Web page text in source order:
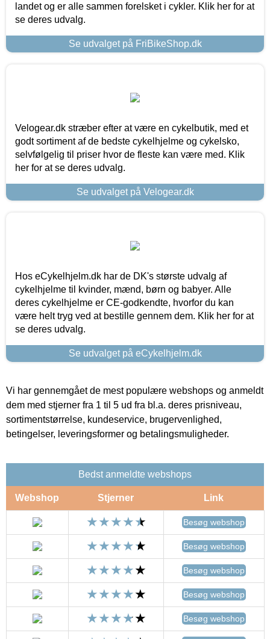
landet og er alle sammen forelsket i cykler. Klik her for at
se deres udvalg.
Se udvalget på FriBikeShop.dk
Velogear.dk stræber efter at være en cykelbutik, med et
godt sortiment af de bedste cykelhjelme og cykelsko,
selvfølgelig til priser hvor de fleste kan være med. Klik
her for at se deres udvalg.
Se udvalget på Velogear.dk
Hos eCykelhjelm.dk har de DK's største udvalg af
cykelhjelme til kvinder, mænd, børn og babyer. Alle
deres cykelhjelme er CE-godkendte, hvorfor du kan
være helt tryg ved at bestille gennem dem. Klik her for at
se deres udvalg.
Se udvalget på eCykelhjelm.dk
Vi har gennemgået de mest populære webshops og anmeldt
dem med stjerner fra 1 til 5 ud fra bl.a. deres prisniveau,
sortimentstørrelse, kundeservice, brugervenlighed,
betingelser, leveringsformer og betalingsmuligheder.
Bedst anmeldte webshops
Webshop Stjerner Link
Besøg webshop
Besøg webshop
Besøg webshop
Besøg webshop
Besøg webshop